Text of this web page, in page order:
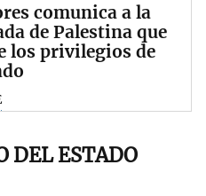
comunica a la
de Palestina que
los privilegios de
DEL ESTADO